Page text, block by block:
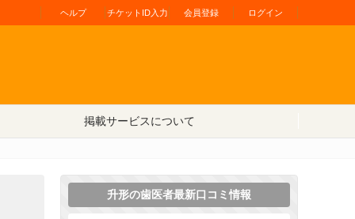
ヘルプ チケットID入力 会員登録 ログイン
掲載サービスについて
升形の歯医者最新口コミ情報